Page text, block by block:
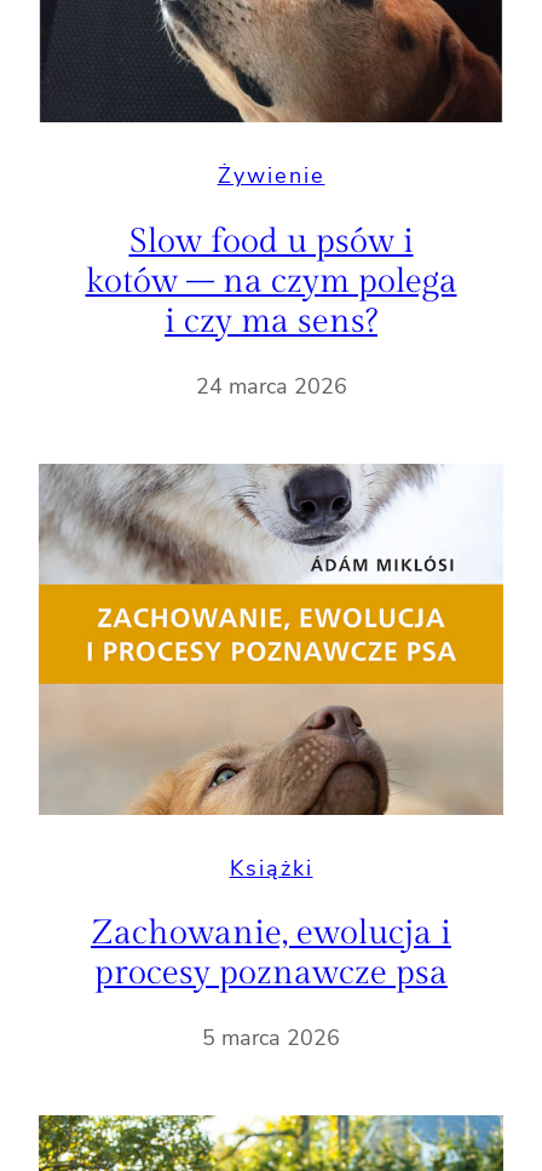
Żywienie
Slow food u psów i
kotów – na czym polega
i czy ma sens?
24 marca 2026
Książki
Zachowanie, ewolucja i
procesy poznawcze psa
5 marca 2026